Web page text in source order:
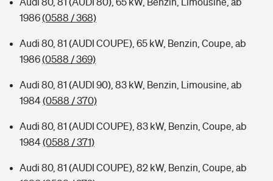
1986(0588 / 368)
Audi 80, 81 (AUDI COUPE), 65 kW, Benzin, Coupe, ab
1986(0588 / 369)
Audi 80, 81 (AUDI 90), 83 kW, Benzin, Limousine, ab
1984(0588 / 370)
Audi 80, 81 (AUDI COUPE), 83 kW, Benzin, Coupe, ab
1984(0588 / 371)
Audi 80, 81 (AUDI COUPE), 82 kW, Benzin, Coupe, ab